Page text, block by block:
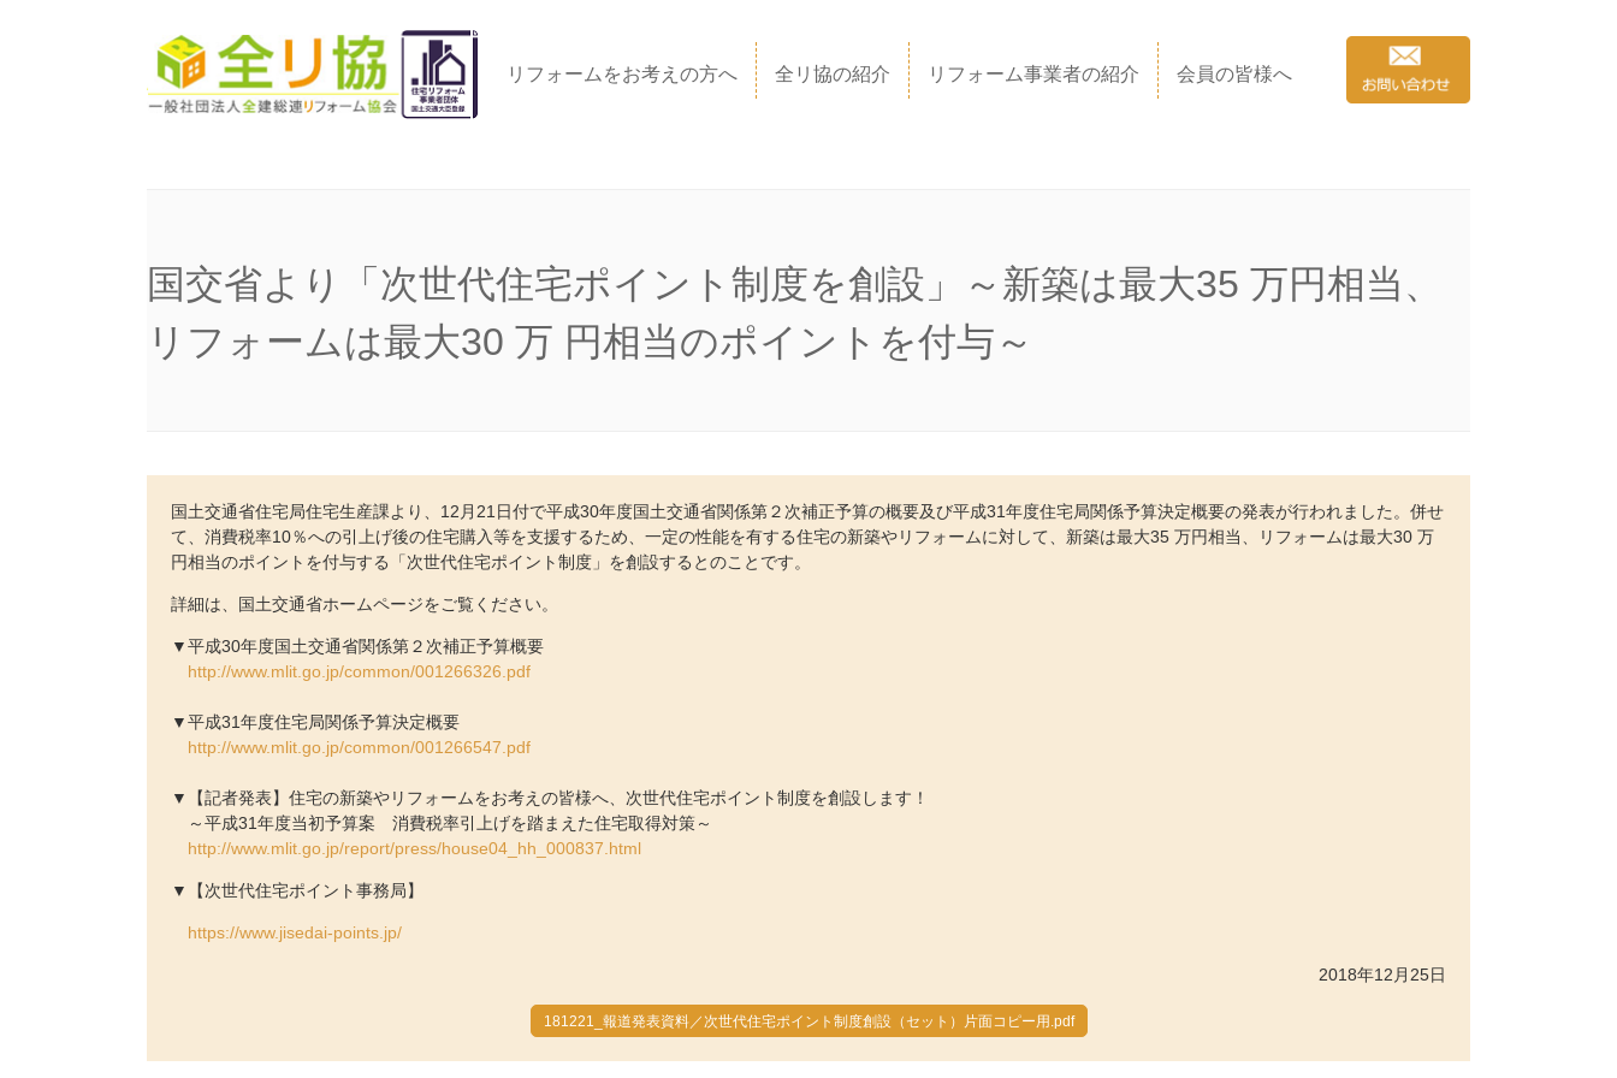
リフォームをお考えの方へ 全リ協の紹介 リフォーム事業者の紹介 会員の皆様へ
国交省より「次世代住宅ポイント制度を創設」～新築は最大35 万円相当、
リフォームは最大30 万 円相当のポイントを付与～
国土交通省住宅局住宅生産課より、12月21日付で平成30年度国土交通省関係第２次補正予算の概要及び平成31年度住宅局関係予算決定概要の発表が行われました。併せ
て、消費税率10％への引上げ後の住宅購入等を支援するため、一定の性能を有する住宅の新築やリフォームに対して、新築は最大35 万円相当、リフォームは最大30 万
円相当のポイントを付与する「次世代住宅ポイント制度」を創設するとのことです。
詳細は、国土交通省ホームページをご覧ください。
▼平成30年度国土交通省関係第２次補正予算概要
http://www.mlit.go.jp/common/001266326.pdf
▼平成31年度住宅局関係予算決定概要
http://www.mlit.go.jp/common/001266547.pdf
▼【記者発表】住宅の新築やリフォームをお考えの皆様へ、次世代住宅ポイント制度を創設します！
～平成31年度当初予算案 消費税率引上げを踏まえた住宅取得対策～
http://www.mlit.go.jp/report/press/house04_hh_000837.html
▼【次世代住宅ポイント事務局】
https://www.jisedai-points.jp/
2018年12月25日